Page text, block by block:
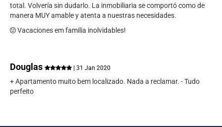
total. Volvería sin dudarlo. La inmobiliaria se comportó como de
manera MUY amable y atenta a nuestras necesidades.
Vacaciones em familia inolvidables!
Douglas | 31 Jan 2020
+ Apartamento muito bem localizado. Nada a reclamar. - Tudo
perfeito